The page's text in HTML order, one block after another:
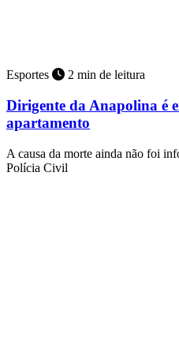
Esportes 2 min de leitura
Dirigente da Anapolina é
apartamento
A causa da morte ainda não foi
Polícia Civil